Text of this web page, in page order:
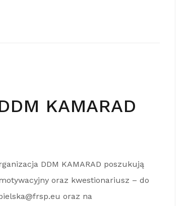
KAMARAD
DDM KAMARAD poszukują
oraz kwestionariusz – do
oraz na